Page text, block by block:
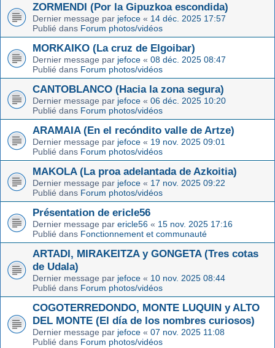
ZORMENDI (Por la Gipuzkoa escondida)
Dernier message par jefoce « 14 déc. 2025 17:57
Publié dans Forum photos/vidéos
MORKAIKO (La cruz de Elgoibar)
Dernier message par jefoce « 08 déc. 2025 08:47
Publié dans Forum photos/vidéos
CANTOBLANCO (Hacia la zona segura)
Dernier message par jefoce « 06 déc. 2025 10:20
Publié dans Forum photos/vidéos
ARAMAIA (En el recóndito valle de Artze)
Dernier message par jefoce « 19 nov. 2025 09:01
Publié dans Forum photos/vidéos
MAKOLA (La proa adelantada de Azkoitia)
Dernier message par jefoce « 17 nov. 2025 09:22
Publié dans Forum photos/vidéos
Présentation de ericle56
Dernier message par ericle56 « 15 nov. 2025 17:16
Publié dans Fonctionnement et communauté
ARTADI, MIRAKEITZA y GONGETA (Tres cotas
de Udala)
Dernier message par jefoce « 10 nov. 2025 08:44
Publié dans Forum photos/vidéos
COGOTERREDONDO, MONTE LUQUIN y ALTO
DEL MONTE (El día de los nombres curiosos)
Dernier message par jefoce « 07 nov. 2025 11:08
Publié dans Forum photos/vidéos